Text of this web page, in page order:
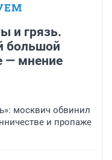
и грязь.
большой
— мнение
москвич обвинил
и пропаже